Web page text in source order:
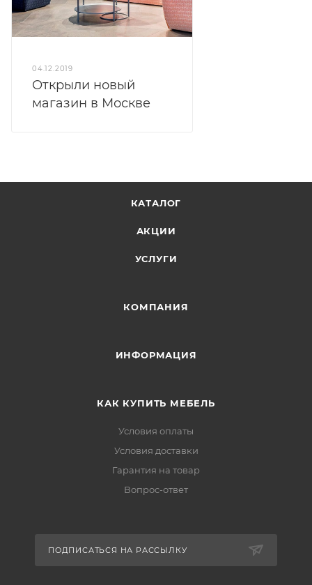
04.12.2019
Открыли новый
магазин в Москве
КАТАЛОГ
АКЦИИ
УСЛУГИ
КОМПАНИЯ
ИНФОРМАЦИЯ
КАК КУПИТЬ МЕБЕЛЬ
Условия оплаты
Условия доставки
Гарантия на товар
Вопрос-ответ
ПОДПИСАТЬСЯ НА РАССЫЛКУ